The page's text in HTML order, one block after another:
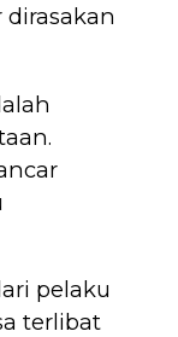
pelaku
terlibat